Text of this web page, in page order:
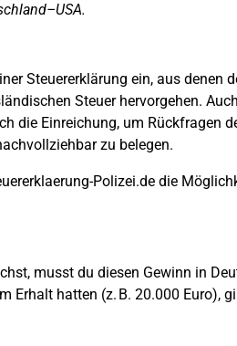
Steuererklärung ein, aus denen
Steuer hervorgehen.
die Einreichung, um Rückfragen
zu belegen.
Polizei.de die
musst du diesen Gewinn in
Erhalt hatten (z. B. 20.000 Euro),